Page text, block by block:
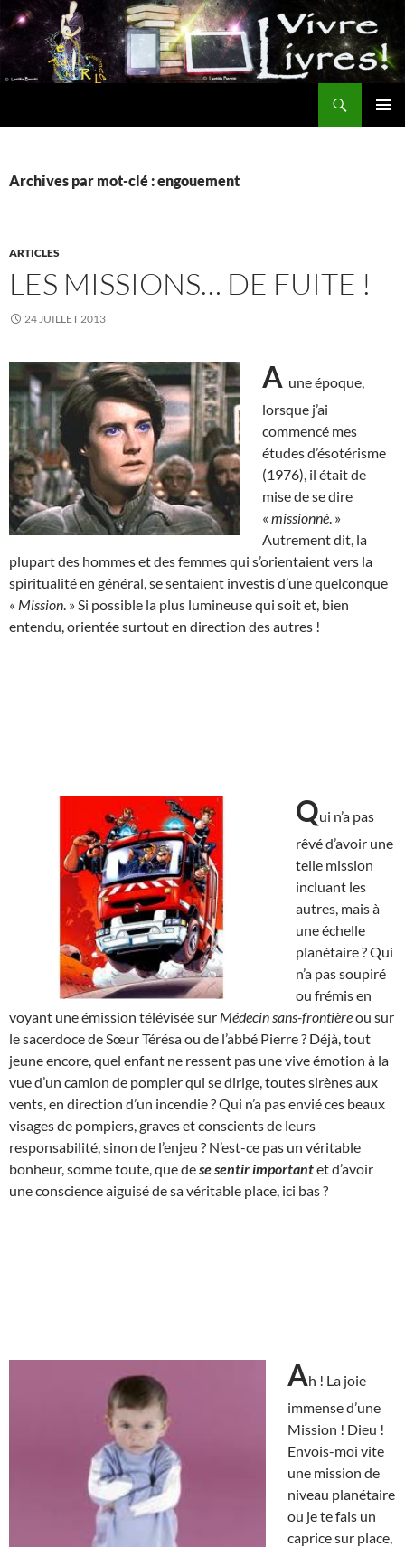
Aller
au
contenu
Archives par mot-clé : engouement
ARTICLES
LES MISSIONS… DE FUITE !
24 JUILLET 2013
A une époque,
lorsque j’ai
commencé mes
études d’ésotérisme
(1976), il était de
mise de se dire
« missionné . »
Autrement dit, la
plupart des hommes et des femmes qui s’orientaient vers la
spiritualité en général, se sentaient investis d’une quelconque
« Mission . » Si possible la plus lumineuse qui soit et, bien
entendu, orientée surtout en direction des autres !
Qui n’a pas
rêvé d’avoir une
telle mission
incluant les
autres, mais à
une échelle
planétaire ? Qui
n’a pas soupiré
ou frémis en
voyant une émission télévisée sur Médecin sans-frontièreou sur
le sacerdoce de Sœur Térésa ou de l’abbé Pierre ? Déjà, tout
jeune encore, quel enfant ne ressent pas une vive émotion à la
vue d’un camion de pompier qui se dirige, toutes sirènes aux
vents, en direction d’un incendie ? Qui n’a pas envié ces beaux
visages de pompiers, graves et conscients de leurs
responsabilité, sinon de l’enjeu ? N’est-ce pas un véritable
bonheur, somme toute, que dese sentir importantet d’avoir
une conscience aiguisé de sa véritable place, ici bas ?
Ah ! La joie
immense d’une
Mission ! Dieu !
Envois-moi vite
une mission de
niveau planétaire
ou je te fais un
caprice sur place,